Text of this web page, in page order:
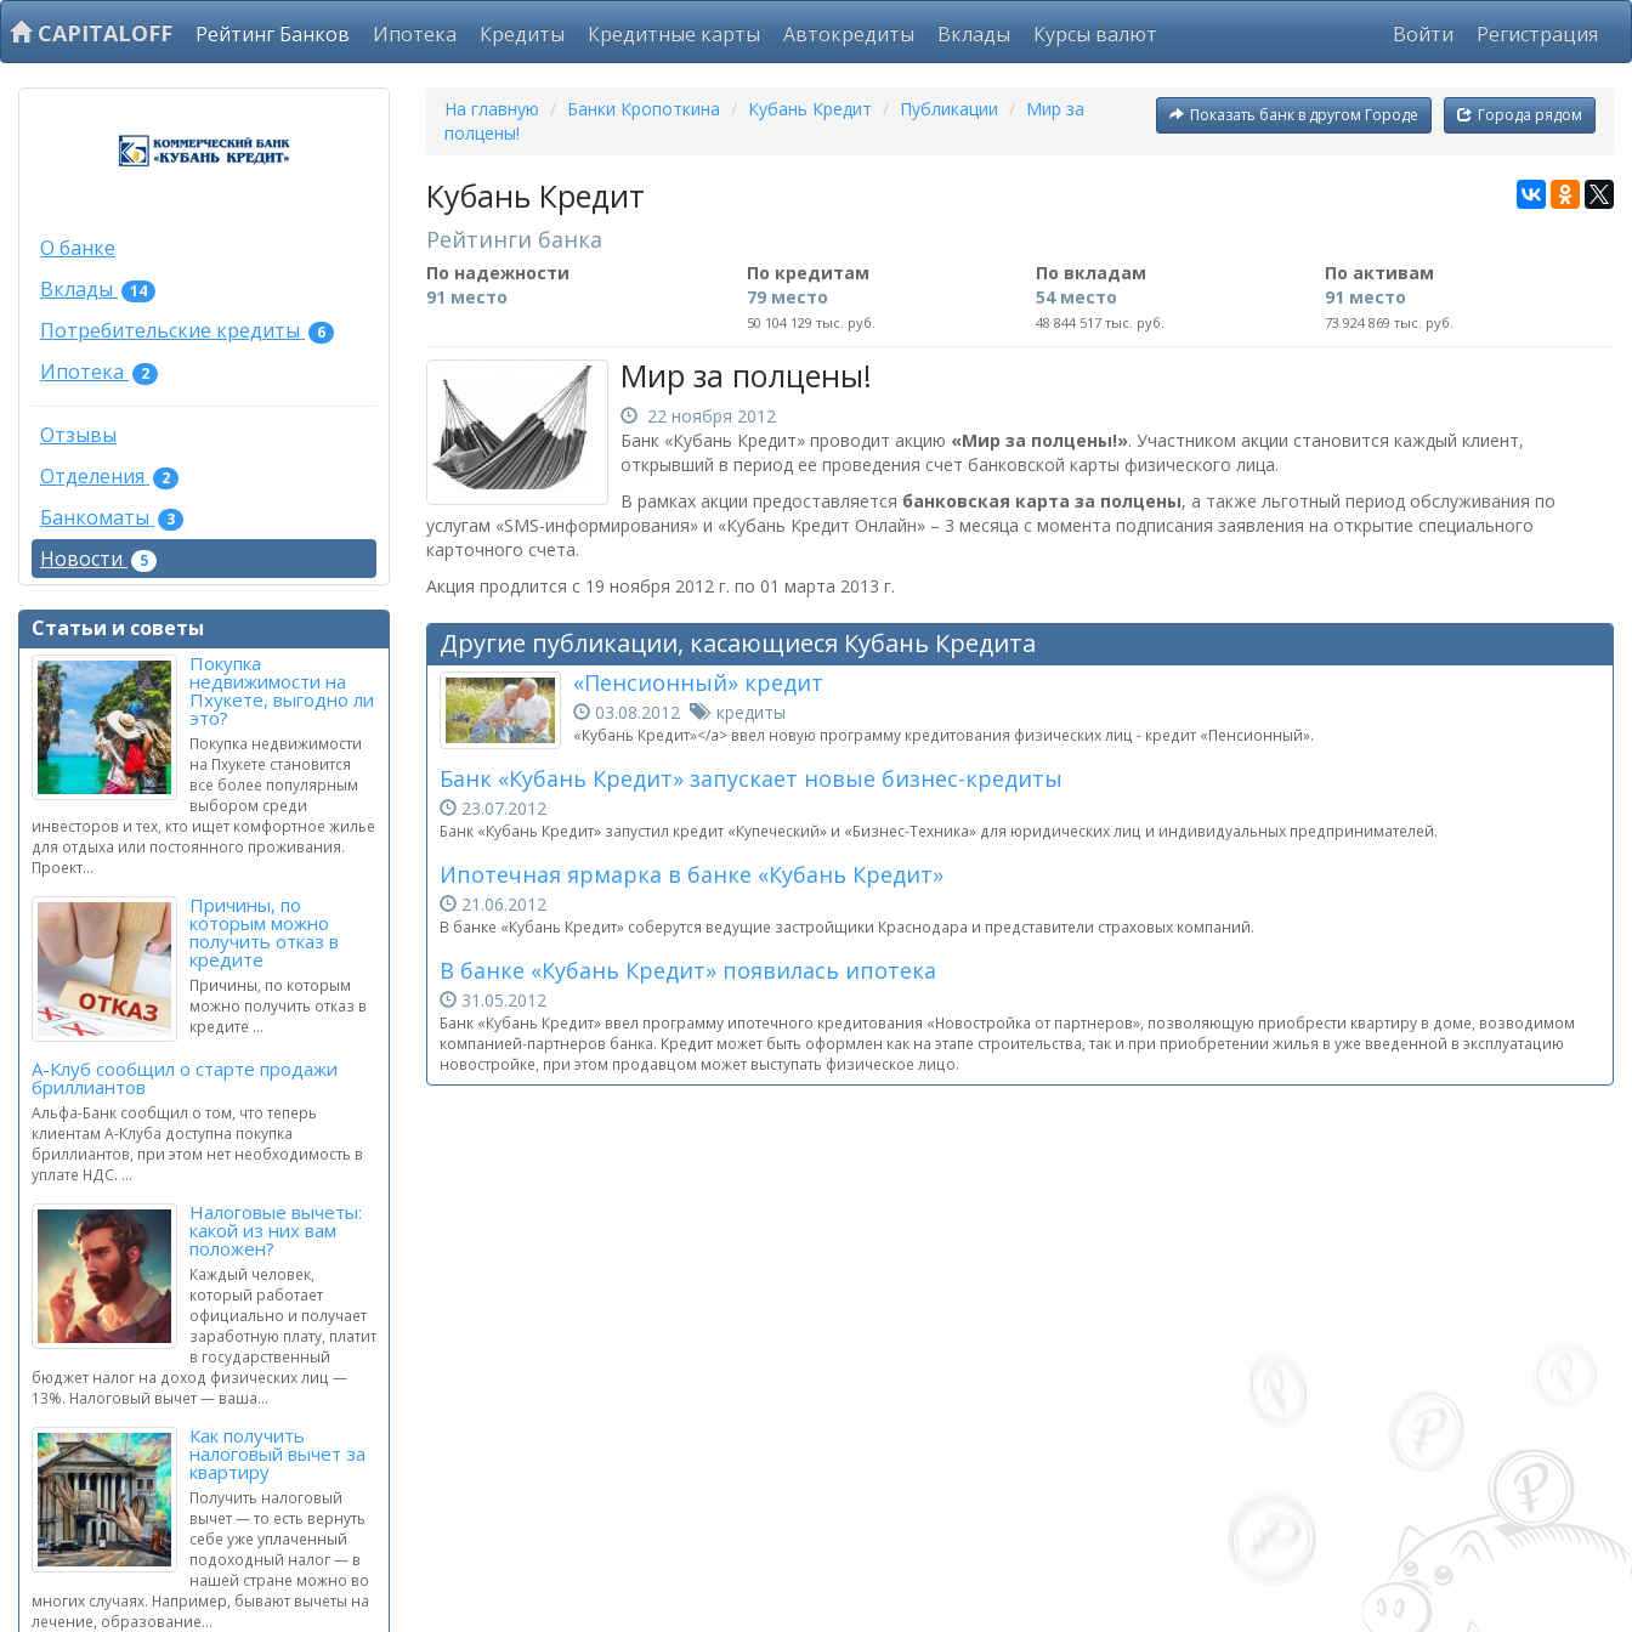
CAPITALOFF Рейтинг Банков Ипотека Кредиты Кредитные карты Автокредиты Вклады Курсы валют Войти Регистрация
О банке
Вклады
14
Потребительские кредиты 6
Ипотека 2
Отзывы
Отделения
2
Банкоматы 3
Новости 5
Статьи и советы
Покупка
недвижимости на
Пхукете, выгодно ли
это?
Покупка недвижимости
на Пхукете становится
все более популярным
выбором среди
инвесторов и тех, кто ищет комфортное жилье
для отдыха или постоянного проживания.
Проект...
Причины, по
которым можно
получить отказ в
кредите
Причины, по которым
можно получить отказ в
кредите ...
А-Клуб сообщил о старте продажи
бриллиантов
Альфа-Банк сообщил о том, что теперь
клиентам А-Клуба доступна покупка
бриллиантов, при этом нет необходимость в
уплате НДС. ...
Налоговые вычеты:
какой из них вам
положен?
Каждый человек,
который работает
официально и получает
заработную плату, платит
в государственный
бюджет налог на доход физических лиц —
13%. Налоговый вычет — ваша...
Как получить
налоговый вычет за
квартиру
Получить налоговый
вычет — то есть вернуть
себе уже уплаченный
подоходный налог — в
нашей стране можно во
многих случаях. Например, бывают вычеты на
лечение, образование...
Города рядом
Показать банк в другом Городе
На главную / Банки Кропоткина / Кубань Кредит / Публикации / Мир за
полцены!
Кубань Кредит
Рейтинги банка
По надежности По кредитам По вкладам
По активам
91 место
79 место
50 104 129 тыс. руб.
54 место
48 844 517 тыс. руб.
91 место
73 924 869 тыс. руб.
Мир за полцены!
22 ноября 2012
Банк «Кубань Кредит» проводит акцию «Мир за полцены!». Участником акции становится каждый клиент,
открывший в период ее проведения счет банковской карты физического лица.
В рамках акции предоставляется банковская карта за полцены, а также льготный период обслуживания по
услугам «SMS-информирования» и «Кубань Кредит Онлайн» – 3 месяца с момента подписания заявления на открытие специального
карточного счета.
Акция продлится с 19 ноября 2012 г. по 01 марта 2013 г.
Другие публикации, касающиеся Кубань Кредита
«Пенсионный» кредит
03.08.2012 кредиты
«Кубань Кредит»</a> ввел новую программу кредитования физических лиц - кредит «Пенсионный».
Банк «Кубань Кредит» запускает новые бизнес-кредиты
23.07.2012
Банк «Кубань Кредит» запустил кредит «Купеческий» и «Бизнес-Техника» для юридических лиц и индивидуальных предпринимателей.
Ипотечная ярмарка в банке «Кубань Кредит»
21.06.2012
В банке «Кубань Кредит» соберутся ведущие застройщики Краснодара и представители страховых компаний.
В банке «Кубань Кредит» появилась ипотека
31.05.2012
Банк «Кубань Кредит» ввел программу ипотечного кредитования «Новостройка от партнеров», позволяющую приобрести квартиру в доме, возводимом
компанией-партнеров банка. Кредит может быть оформлен как на этапе строительства, так и при приобретении жилья в уже введенной в эксплуатацию
новостройке, при этом продавцом может выступать физическое лицо.